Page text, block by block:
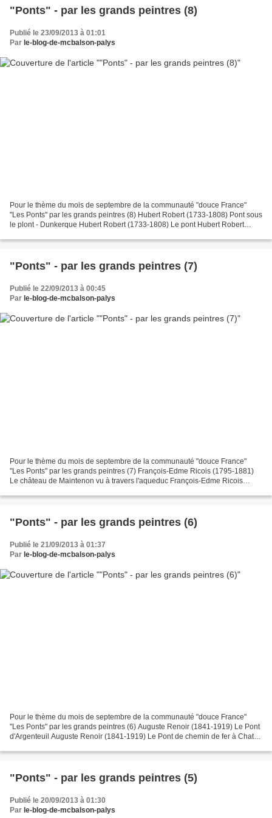
"Ponts" - par les grands peintres (8)
Publié le 23/09/2013 à 01:01
Par le-blog-de-mcbalson-palys
Pour le thème du mois de septembre de la communauté "douce France"
"Les Ponts" par les grands peintres (8) Hubert Robert (1733-1808) Pont sous
le plont - Dunkerque Hubert Robert (1733-1808) Le pont Hubert Robert
"Ponts" - par les grands peintres (7)
Publié le 22/09/2013 à 00:45
Par le-blog-de-mcbalson-palys
Pour le thème du mois de septembre de la communauté "douce France"
"Les Ponts" par les grands peintres (7) François-Edme Ricois (1795-1881)
Le château de Maintenon vu à travers l'aqueduc François-Edme Ricois
"Ponts" - par les grands peintres (6)
Publié le 21/09/2013 à 01:37
Par le-blog-de-mcbalson-palys
Pour le thème du mois de septembre de la communauté "douce France"
"Les Ponts" par les grands peintres (6) Auguste Renoir (1841-1919) Le Pont
d'Argenteuil Auguste Renoir (1841-1919) Le Pont de chemin de fer à Chatou
"Ponts" - par les grands peintres (5)
Publié le 20/09/2013 à 01:30
Par le-blog-de-mcbalson-palys